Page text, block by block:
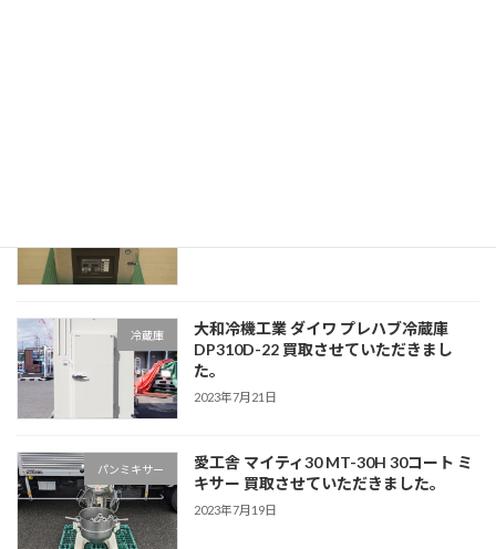
冷蔵庫
大和冷機工業 ダイワ プレハブ冷蔵庫
DP310D-22 買取させていただきまし
た。
2023年7月21日
パンミキサー
愛工舎 マイティ30 MT-30H 30コート ミ
キサー 買取させていただきました。
2023年7月19日